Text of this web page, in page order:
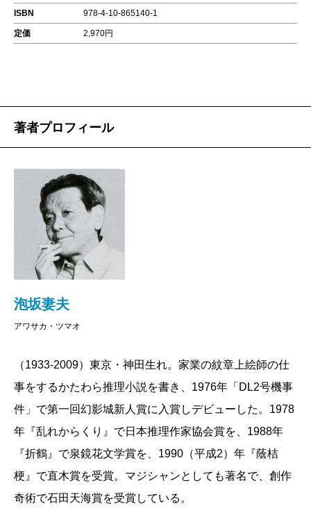
ISBN 978-4-10-865140-1
定価 2,970円
著者プロフィール
泡坂妻夫
アワサカ・ツマオ
（1933-2009）東京・神田生れ。家業の紋章上絵師の仕
事をするかたわら推理小説を書き、1976年「DL2号機事
件」で第一回幻影城新人賞に入賞しデビューした。1978
年『乱れからくり』で日本推理作家協会賞を、1988年
『折鶴』で泉鏡花文学賞を、1990（平成2）年『蔭桔
梗』で直木賞を受賞。マジシャンとしても著名で、創作
奇術で石田天海賞を受賞している。